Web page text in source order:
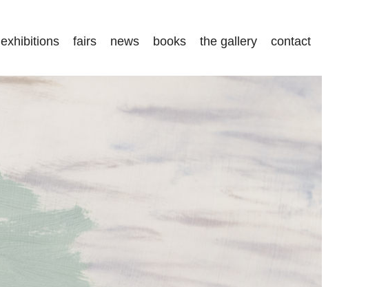
exhibitions fairs news books the gallery contact